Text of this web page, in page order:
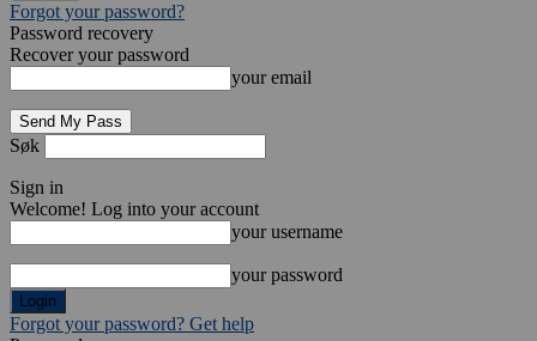
Forgot your password?
Password recovery
Recover your password
your email
Søk
Sign in
Welcome! Log into your account
your username
your password
Forgot your password? Get help